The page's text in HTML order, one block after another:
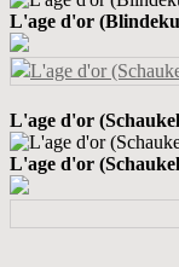
L'age d'or
L'age d'or
L'age d'or